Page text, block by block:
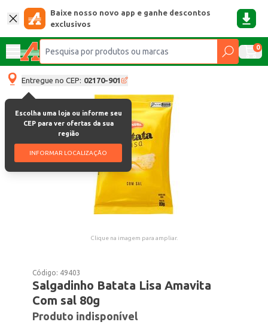
Baixe nosso novo app e ganhe descontos
exclusivos
0
Entregue no CEP: 02170-901
Escolha uma loja ou informe seu
CEP para ver ofertas da sua
região
INFORMAR LOCALIZAÇÃO
Clique na imagem para ampliar.
Código: 49403
Salgadinho Batata Lisa Amavita
Com sal 80g
Produto indisponível